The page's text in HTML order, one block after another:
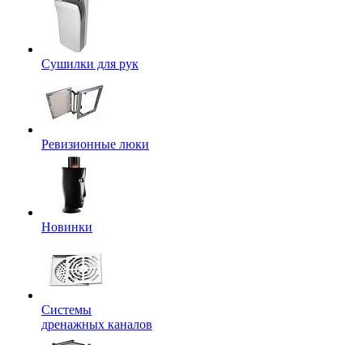
Сушилки для рук
Ревизионные люки
Новинки
Системы
дренажных каналов